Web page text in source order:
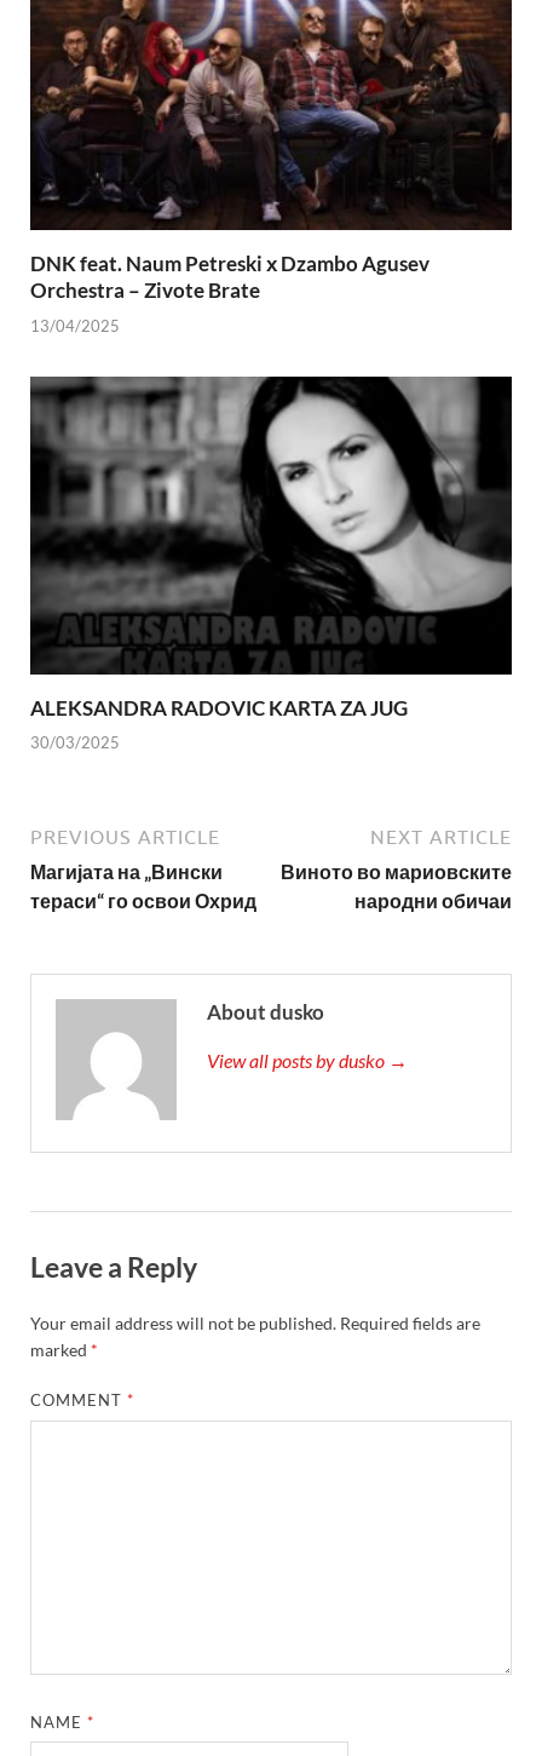
DNK feat. Naum Petreski х Dzambo Agusev
Orchestra – Zivote Brate
13/04/2025
ALEKSANDRA RADOVIC KARTA ZA JUG
30/03/2025
PREVIOUS ARTICLE
Магијата на „Вински
тераси“ го освои Охрид
NEXT ARTICLE
Виното во мариовските
народни обичаи
About dusko
View all posts by dusko →
Leave a Reply
Your email address will not be published. Required fields are
marked *
COMMENT*
NAME*